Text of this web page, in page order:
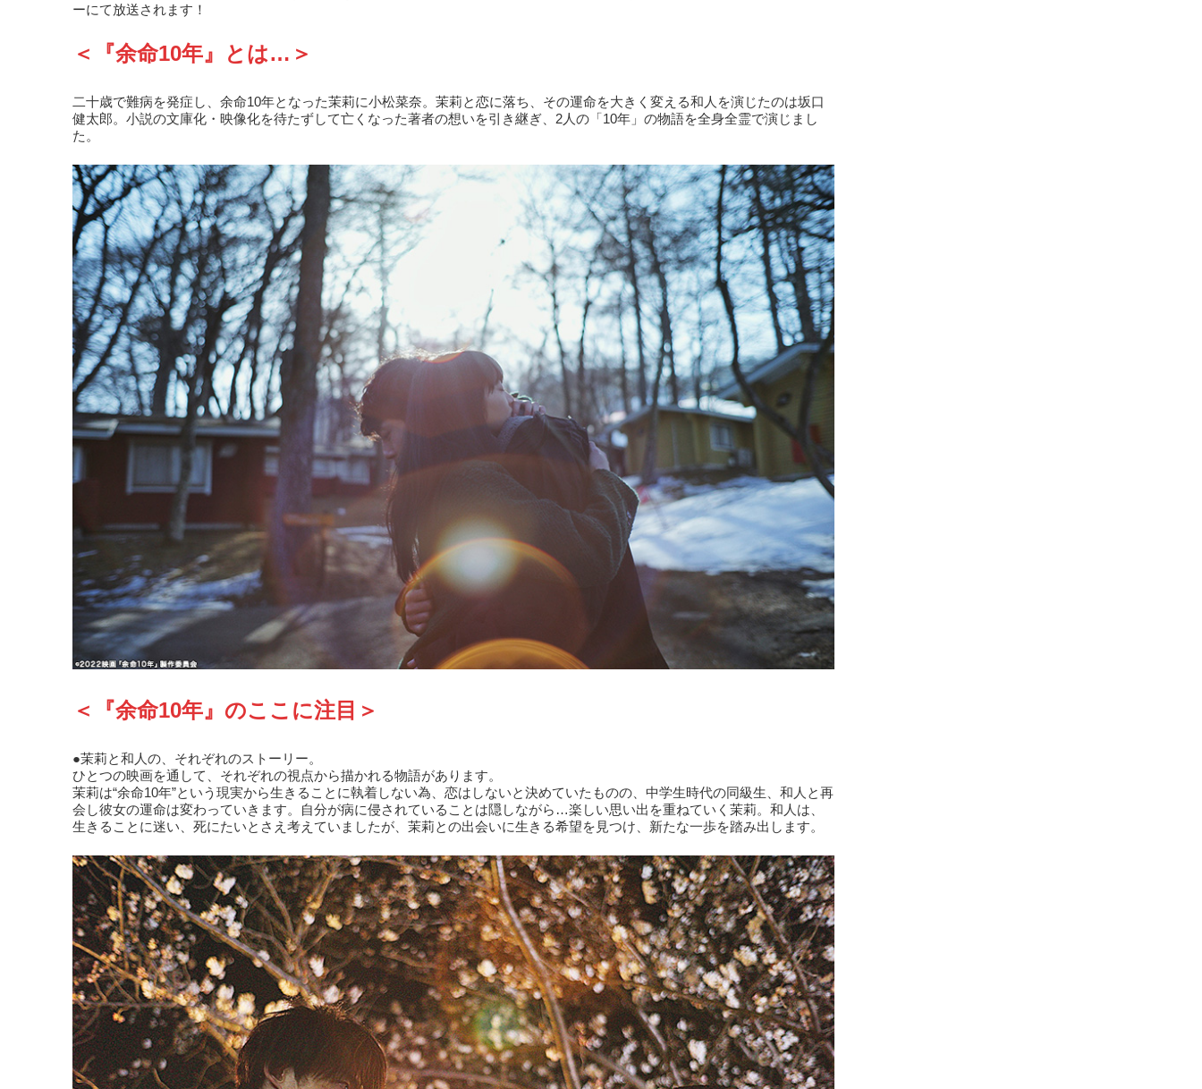
ーにて放送されます！
＜『余命10年』とは…＞
二十歳で難病を発症し、余命10年となった茉莉に小松菜奈。茉莉と恋に落ち、その運命を大きく変える和人を演じたのは坂口
健太郎。小説の文庫化・映像化を待たずして亡くなった著者の想いを引き継ぎ、2人の「10年」の物語を全身全霊で演じまし
た。
＜『余命10年』のここに注目＞
●茉莉と和人の、それぞれのストーリー。
ひとつの映画を通して、それぞれの視点から描かれる物語があります。
茉莉は“余命10年”という現実から生きることに執着しない為、恋はしないと決めていたものの、中学生時代の同級生、和人と再
会し彼女の運命は変わっていきます。自分が病に侵されていることは隠しながら…楽しい思い出を重ねていく茉莉。和人は、
生きることに迷い、死にたいとさえ考えていましたが、茉莉との出会いに生きる希望を見つけ、新たな一歩を踏み出します。